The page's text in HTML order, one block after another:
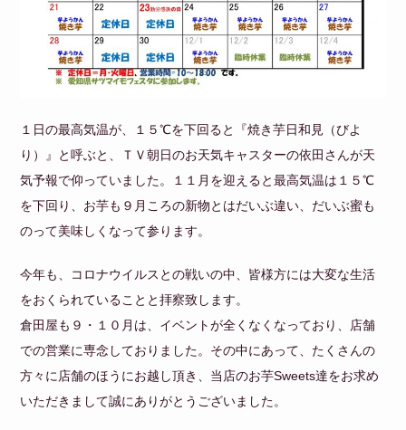
１日の最高気温が、１５℃を下回ると『焼き芋日和見（びよ
り）』と呼ぶと、ＴＶ朝日のお天気キャスターの依田さんが天
気予報で仰っていました。１１月を迎えると最高気温は１５℃
を下回り、お芋も９月ころの新物とはだいぶ違い、だいぶ蜜も
のって美味しくなって参ります。
今年も、コロナウイルスとの戦いの中、皆様方には大変な生活
をおくられていることと拝察致します。
倉田屋も９・１０月は、イベントが全くなくなっており、店舗
での営業に専念しておりました。その中にあって、たくさんの
方々に店舗のほうにお越し頂き、当店のお芋Sweets達をお求め
いただきまして誠にありがとうございました。